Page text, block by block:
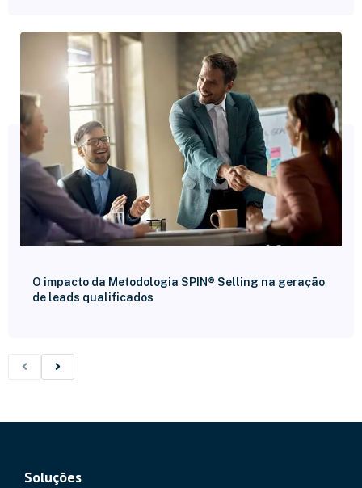
O impacto da Metodologia SPIN® Selling na geração
de leads qualificados
Soluções